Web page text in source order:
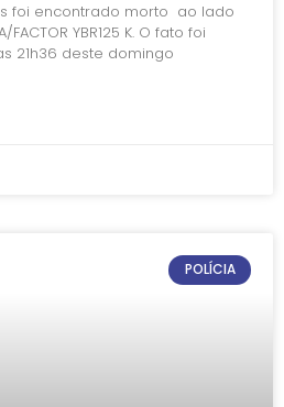
foi encontrado morto ao lado
YBR125 K. O fato foi
21h36 deste domingo
POLÍCIA